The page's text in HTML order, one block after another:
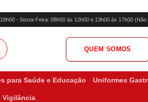
- Sexta-Feira: 08h00 às 12h00 e 13h00 às 17h00
QUEM SOMOS
para Saúde e Educação Uniformes
Vigilância